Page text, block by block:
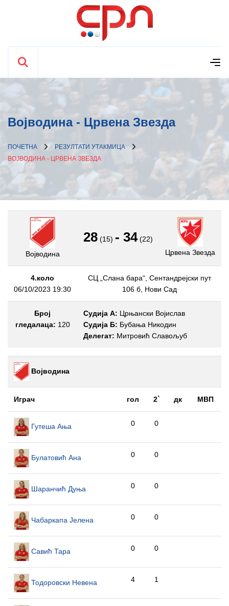
Војводина - Црвена Звезда
ПОЧЕТНА
РЕЗУЛТАТИ УТАКМИЦА
ВОЈВОДИНА - ЦРВЕНА ЗВЕЗДА
Војводина
28 (15) - 34(22)
Црвена Звезда
4.коло
06/10/2023 19:30
СЦ „Слана бара“, Сентандрејски пут
106 б, Нови Сад
Број
гледалаца: 120
Судија А: Црњански Војислав
Судија Б: Бубања Никодин
Делегат: Митровић Славољуб
Војводина
Играч гол 2` дк МВП
Гутеша Ања 0 0
Булатовић Ана 0 0
Шаранчић Дуња 0 0
Чабаркапа Јелена 0 0
Савић Тара 0 0
Тодоровски Невена 4 1